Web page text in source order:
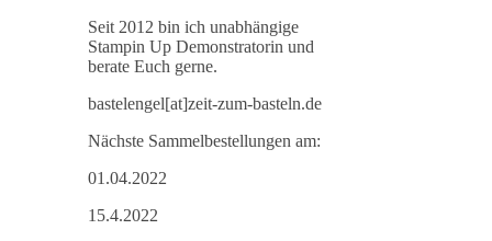
Seit 2012 bin ich unabhängige
Stampin Up Demonstratorin und
berate Euch gerne.
bastelengel[at]zeit-zum-basteln.de
Nächste Sammelbestellungen am:
01.04.2022
15.4.2022